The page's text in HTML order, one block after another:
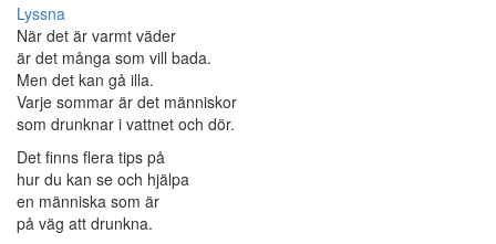
Lyssna
När det är varmt väder
är det många som vill bada.
Men det kan gå illa.
Varje sommar är det människor
som drunknar i vattnet och dör.
Det finns flera tips på
hur du kan se och hjälpa
en människa som är
på väg att drunkna.